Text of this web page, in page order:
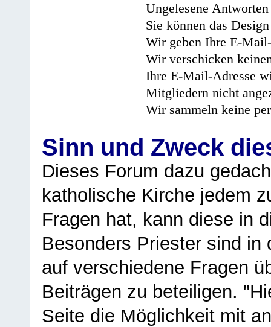
Ungelesene
Sie können das
Wir geben Ihre E-
Wir verschicken
Ihre E-Mail-Adresse
Mitgliedern nicht
Wir sammeln keine
Sinn und Zweck
Dieses Forum dazu
katholische Kirche jedem
Fragen hat, kann diese in
Besonders Priester sind in
auf verschiedene Fragen
Beiträgen zu beteiligen.
Seite die Möglichkeit mit